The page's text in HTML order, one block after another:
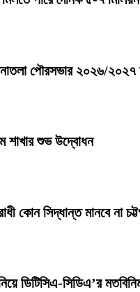
পৌরসভার ২০২৬/২০২৭
শাখার শুভ উদ্বোধন
কোন সিদ্ধান্ত মানবে না
ডিটিসিএ-সিডিএ’র